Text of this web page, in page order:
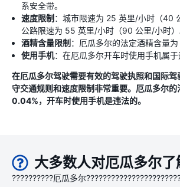
系安全带。
速度限制 ：城市限速为 25 英里/小时（40
公路限速为 55 英里/小时（90 公里/小时）
酒精含量限制 ：厄瓜多尔的法定酒精含量为
使用手机：在厄瓜多尔开车时使用手机属于
在厄瓜多尔驾驶需要有效的驾驶执照和国际
守交通规则和速度限制非常重要。厄瓜多尔的
0.04%，开车时使用手机是违法的。
大多数人对厄瓜多尔了
??????????厄瓜多尔